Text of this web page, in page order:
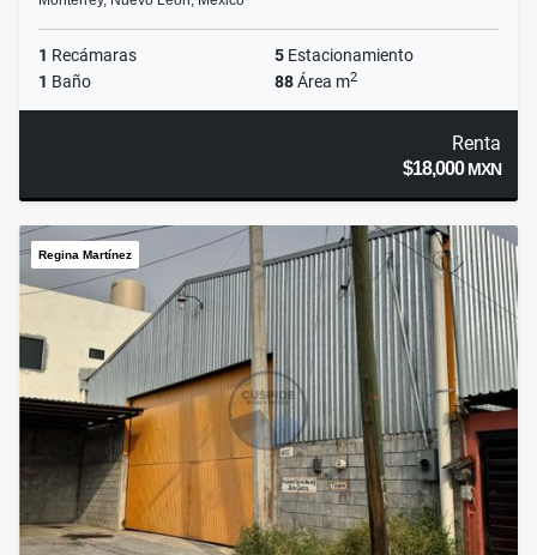
1 Recámaras 5 Estacionamiento
1 Baño 88Área m2
Renta
$18,000MXN
Regina Martínez